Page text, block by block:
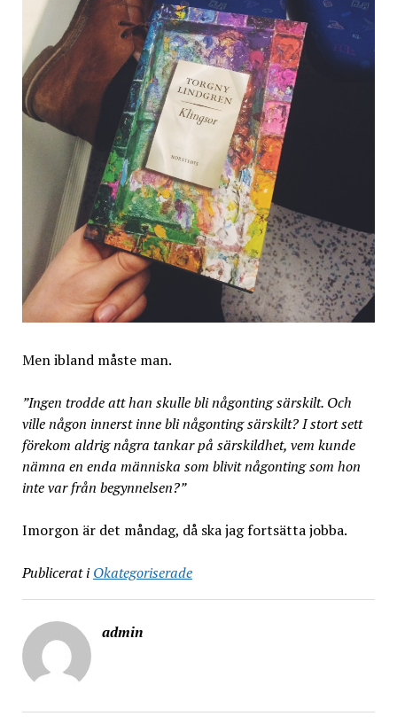
Men ibland måste man.
”Ingen trodde att han skulle bli någonting särskilt. Och
ville någon innerst inne bli någonting särskilt? I stort sett
förekom aldrig några tankar på särskildhet, vem kunde
nämna en enda människa som blivit någonting som hon
inte var från begynnelsen?”
Imorgon är det måndag, då ska jag fortsätta jobba.
Publicerat i Okategoriserade
admin